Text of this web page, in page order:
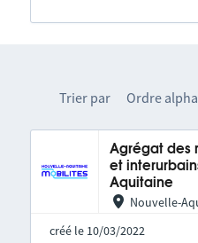
Trier par Ordre
Agrégat des
et
Aquitaine
Nouvelle-
créé le 10/03/2022